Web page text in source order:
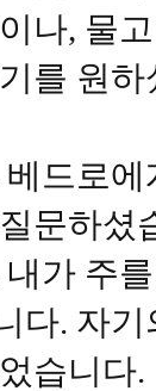
나, 물
를 원
드로에
문하셨
내가 주
다. 자
습니다